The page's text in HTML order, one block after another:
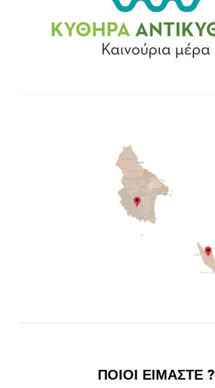
ΠΟΙΟΙ ΕΙΜΑΣΤΕ ?